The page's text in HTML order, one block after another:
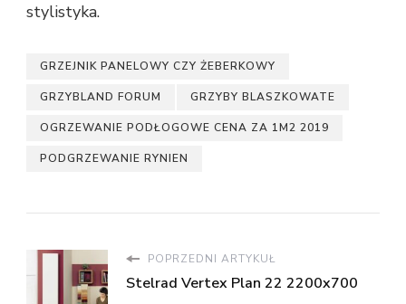
stylistyka.
GRZEJNIK PANELOWY CZY ŻEBERKOWY
GRZYBLAND FORUM GRZYBY BLASZKOWATE
OGRZEWANIE PODŁOGOWE CENA ZA 1M2 2019
PODGRZEWANIE RYNIEN
POPRZEDNI ARTYKUŁ
Stelrad Vertex Plan 22 2200x700